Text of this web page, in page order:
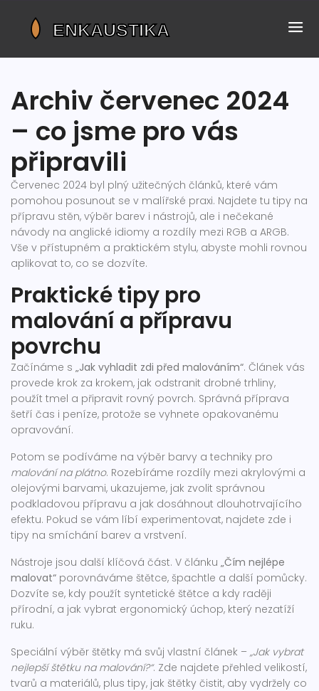
Archiv červenec 2024
– co jsme pro vás
připravili
Červenec 2024 byl plný užitečných článků, které vám
pomohou posunout se v malířské praxi. Najdete tu tipy na
přípravu stěn, výběr barev i nástrojů, ale i nečekané
návody na anglické idiomy a rozdíly mezi RGB a ARGB.
Vše v přístupném a praktickém stylu, abyste mohli rovnou
aplikovat to, co se dozvíte.
Praktické tipy pro
malování a přípravu
povrchu
Začínáme s „Jak vyhladit zdi před malováním“. Článek vás
provede krok za krokem, jak odstranit drobné trhliny,
použít tmel a připravit rovný povrch. Správná příprava
šetří čas i peníze, protože se vyhnete opakovanému
opravování.
Potom se podíváme na výběr barvy a techniky pro
malování na plátno. Rozebíráme rozdíly mezi akrylovými a
olejovými barvami, ukazujeme, jak zvolit správnou
podkladovou přípravu a jak dosáhnout dlouhotrvajícího
efektu. Pokud se vám líbí experimentovat, najdete zde i
tipy na smíchání barev a vrstvení.
Nástroje jsou další klíčová část. V článku „Čím nejlépe
malovat“ porovnáváme štětce, špachtle a další pomůcky.
Dozvíte se, kdy použít syntetické štětce a kdy raději
přírodní, a jak vybrat ergonomický úchop, který nezatíží
ruku.
Speciální výběr štětky má svůj vlastní článek – „Jak vybrat
nejlepší štětku na malování?“. Zde najdete přehled velikostí,
tvarů a materiálů, plus tipy, jak štětky čistit, aby vydržely co